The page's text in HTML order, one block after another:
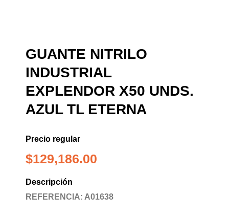
GUANTE NITRILO
INDUSTRIAL
EXPLENDOR X50 UNDS.
AZUL TL ETERNA
Precio regular
$129,186.00
Descripción
REFERENCIA: A01638